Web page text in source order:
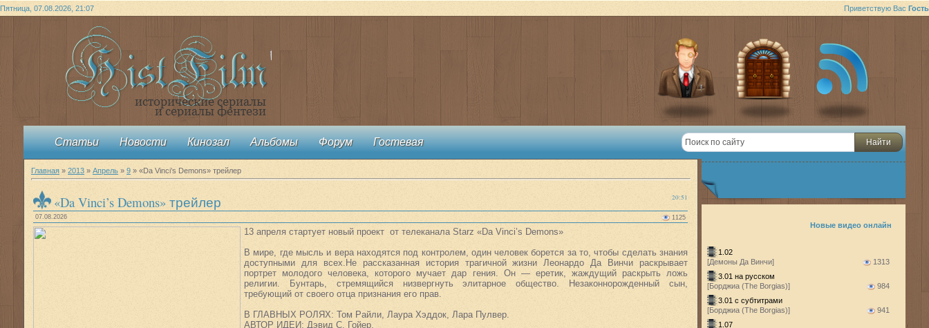
Пятница, 07.08.2026, 21:07 Приветствую Вас Гость
Статьи Новости Кинозал Альбомы Форум Гостевая
Главная » 2013 » Апрель » 9 » «Da Vinci’s Demons» трейлер
20:51
«Da Vinci’s Demons» трейлер
07.08.2026 1125
13 апреля стартует новый проект от телеканала Starz «Da Vinci’s Demons»
В мире, где мысль и вера находятся под контролем, один человек борется за то, чтобы сделать знания
доступными для всех.Не рассказанная история трагичной жизни Леонардо Да Винчи раскрывает
портрет молодого человека, которого мучает дар гения. Он — еретик, жаждущий раскрыть ложь
религии. Бунтарь, стремящийся низвергнуть элитарное общество. Незаконнорожденный сын,
требующий от своего отца признания его прав.
В ГЛАВНЫХ РОЛЯХ: Том Райли, Лаура Хэддок, Лара Пулвер.
АВТОР ИДЕИ: Дэвид С. Гойер.
Новые видео онлайн
1.02
[Демоны Да Винчи]
1313
3.01 на русском
[Борджиа (The Borgias)]
984
3.01 с субтитрами
[Борджиа (The Borgias)]
941
1.07